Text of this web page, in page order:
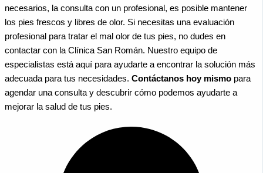
necesarios, la consulta con un profesional, es posible mantener
los pies frescos y libres de olor. Si necesitas una evaluación
profesional para tratar el mal olor de tus pies, no dudes en
contactar con la Clínica San Román. Nuestro equipo de
especialistas está aquí para ayudarte a encontrar la solución más
adecuada para tus necesidades. Contáctanos hoy mismo para
agendar una consulta y descubrir cómo podemos ayudarte a
mejorar la salud de tus pies.